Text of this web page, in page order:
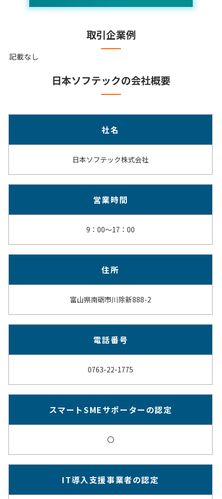
取引企業例
記載なし
日本ソフテックの会社概要
社名
日本ソフテック株式会社
営業時間
9：00～17：00
住所
富山県南砺市川除新888-2
電話番号
0763-22-1775
スマートSMEサポーターの認定
〇
IT導入支援事業者の認定